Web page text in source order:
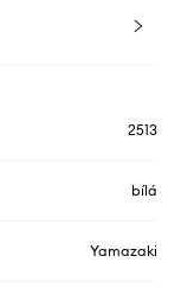
2513
bílá
Yamazaki